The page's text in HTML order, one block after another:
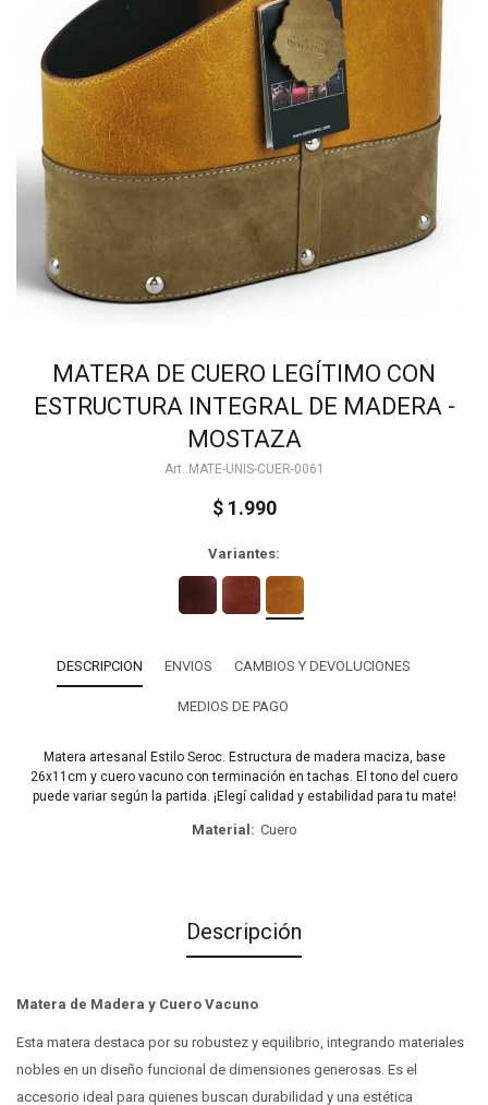
MATERA DE CUERO LEGÍTIMO CON
ESTRUCTURA INTEGRAL DE MADERA -
MOSTAZA
MATE-UNIS-CUER-0061
$ 1.990
Variantes:
DESCRIPCION ENVIOS CAMBIOS Y DEVOLUCIONES
MEDIOS DE PAGO
Matera artesanal Estilo Seroc. Estructura de madera maciza, base
26x11cm y cuero vacuno con terminación en tachas. El tono del cuero
puede variar según la partida. ¡Elegí calidad y estabilidad para tu mate!
Material Cuero
Descripción
Matera de Madera y Cuero Vacuno
Esta matera destaca por su robustez y equilibrio, integrando materiales
nobles en un diseño funcional de dimensiones generosas. Es el
accesorio ideal para quienes buscan durabilidad y una estética